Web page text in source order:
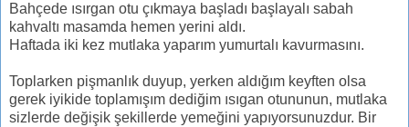
Bahçede ısırgan otu çıkmaya başladı başlayalı sabah
kahvaltı masamda hemen yerini aldı.
Haftada iki kez mutlaka yaparım yumurtalı kavurmasını.
Toplarken pişmanlık duyup, yerken aldığım keyften olsa
gerek iyikide toplamışım dediğim ısıgan otununun, mutlaka
sizlerde değişik şekillerde yemeğini yapıyorsunuzdur. Bir